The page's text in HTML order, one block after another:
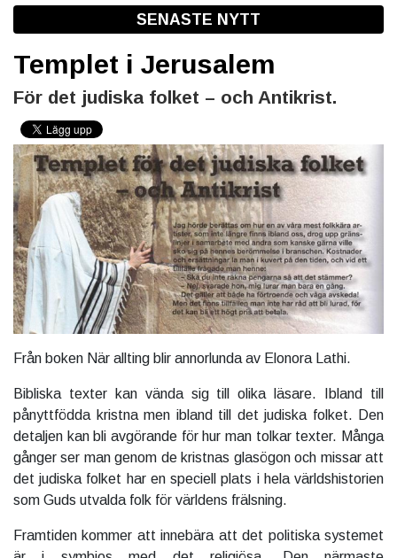
SENASTE NYTT
Templet i Jerusalem
För det judiska folket – och Antikrist.
Från boken När allting blir annorlunda av Elonora Lathi.
Bibliska texter kan vända sig till olika läsare. Ibland till
pånyttfödda kristna men ibland till det judiska folket. Den
detaljen kan bli avgörande för hur man tolkar texter. Många
gånger ser man genom de kristnas glasögon och missar att
det judiska folket har en speciell plats i hela världshistorien
som Guds utvalda folk för världens frälsning.
Framtiden kommer att innebära att det politiska systemet